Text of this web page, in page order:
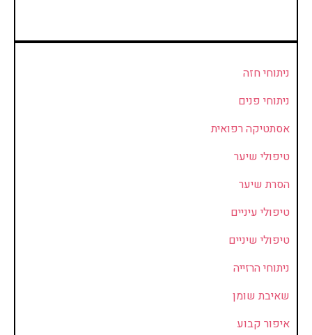
ניתוחי חזה
ניתוחי פנים
אסתטיקה רפואית
טיפולי שיער
הסרת שיער
טיפולי עיניים
טיפולי שיניים
ניתוחי הרזייה
שאיבת שומן
איפור קבוע